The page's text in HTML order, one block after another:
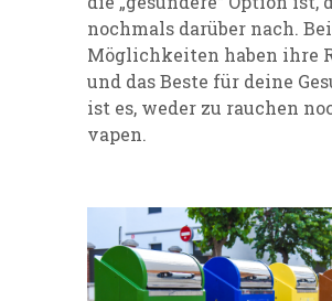
nochmals darüber nach.
Möglichkeiten haben ihre
und das Beste für deine
ist es, weder zu rauchen
vapen.